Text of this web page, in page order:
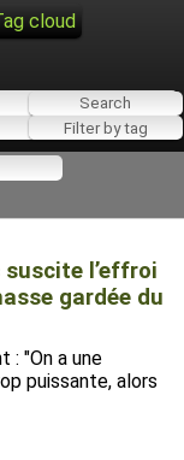
cloud
l’effroi
gardée du
: "On a une
puissante, alors